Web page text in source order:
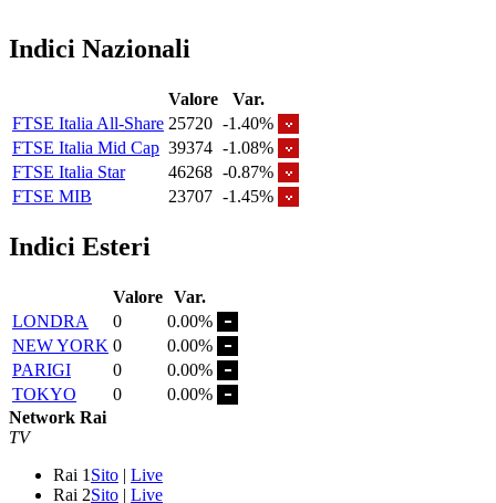
Indici Nazionali
Valore
Var.
FTSE Italia All-Share 25720 -1.40%
FTSE Italia Mid Cap 39374 -1.08%
FTSE Italia Star
46268 -0.87%
FTSE MIB
23707 -1.45%
Indici Esteri
Valore Var.
LONDRA
0
0.00%
NEW YORK 0
0.00%
PARIGI
0
0.00%
TOKYO
0
0.00%
Network Rai
TV
Rai 1 Sito | Live
Rai 2Sito | Live